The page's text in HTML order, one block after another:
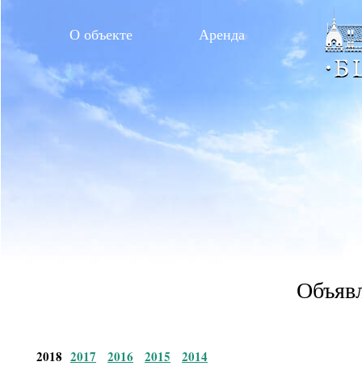
О объекте Аренда
2018 2017 2016 2015 2014